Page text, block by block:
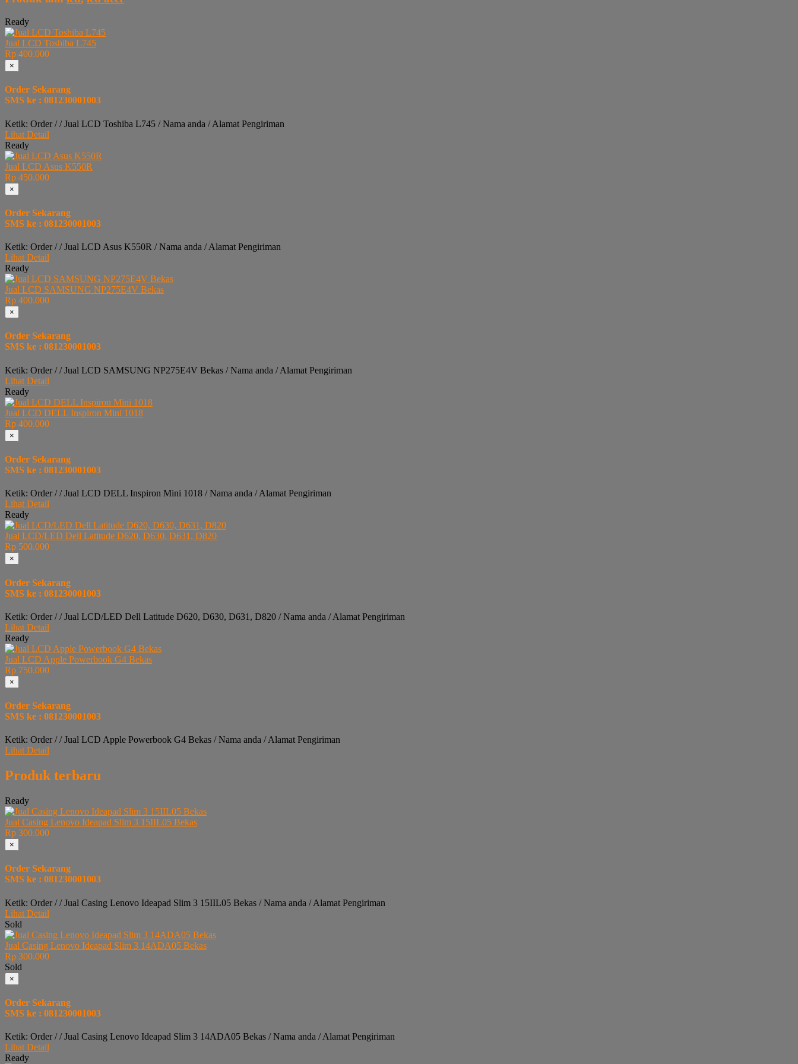
Ready
Jual LCD Toshiba L745
Rp 400.000
×
Order Sekarang
SMS ke : 081230001003
Ketik: Order / / Jual LCD Toshiba L745 / Nama anda / Alamat Pengiriman
Lihat Detail
Ready
Jual LCD Asus K550R
Rp 450.000
×
Order Sekarang
SMS ke : 081230001003
Ketik: Order / / Jual LCD Asus K550R / Nama anda / Alamat Pengiriman
Lihat Detail
Ready
Jual LCD SAMSUNG NP275E4V Bekas
Rp 400.000
×
Order Sekarang
SMS ke : 081230001003
Ketik: Order / / Jual LCD SAMSUNG NP275E4V Bekas / Nama anda / Alamat Pengiriman
Lihat Detail
Ready
Jual LCD DELL Inspiron Mini 1018
Rp 400.000
×
Order Sekarang
SMS ke : 081230001003
Ketik: Order / / Jual LCD DELL Inspiron Mini 1018 / Nama anda / Alamat Pengiriman
Lihat Detail
Ready
Jual LCD/LED Dell Latitude D620, D630, D631, D820
Rp 500.000
×
Order Sekarang
SMS ke : 081230001003
Ketik: Order / / Jual LCD/LED Dell Latitude D620, D630, D631, D820 / Nama anda / Alamat Pengiriman
Lihat Detail
Ready
Jual LCD Apple Powerbook G4 Bekas
Rp 750.000
×
Order Sekarang
SMS ke : 081230001003
Ketik: Order / / Jual LCD Apple Powerbook G4 Bekas / Nama anda / Alamat Pengiriman
Lihat Detail
Produk terbaru
Ready
Jual Casing Lenovo Ideapad Slim 3 15IIL05 Bekas
Rp 300.000
×
Order Sekarang
SMS ke : 081230001003
Ketik: Order / / Jual Casing Lenovo Ideapad Slim 3 15IIL05 Bekas / Nama anda / Alamat Pengiriman
Lihat Detail
Sold
Jual Casing Lenovo Ideapad Slim 3 14ADA05 Bekas
Rp 300.000
Sold
×
Order Sekarang
SMS ke : 081230001003
Ketik: Order / / Jual Casing Lenovo Ideapad Slim 3 14ADA05 Bekas / Nama anda / Alamat Pengiriman
Lihat Detail
Ready